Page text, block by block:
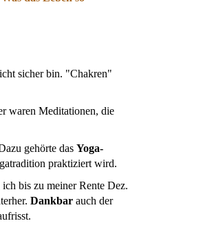
sicher bin. "Chakren"
waren Meditationen, die
gehörte das Yoga-
praktiziert wird.
bis zu meiner Rente Dez.
Dankbar auch der